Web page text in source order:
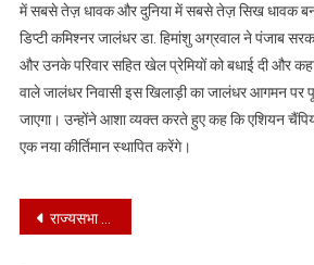
बनाया*
में सबसे तेज़ धावक और दुनिया में सबसे तेज़ सिख धावक
डिप्टी कमिश्नर जालंधर डा. हिमांशु अग्रवाल ने पंजाब
और उनके परिवार सहित खेल प्रेमियों को बधाई दी और
वाले जालंधर निवासी इस खिलाड़ी का जालंधर आगमन पर
जाएगा। उन्होंने आशा व्यक्त करते हुए कह कि एशियन
एक नया कीर्तिमान स्थापित करेंगे।
Post
राज्यसभा सदस्य संत सीचेवाल ने जालंधर के ट्रीटमेंट प्लांटों का किया अचानक दौरा*